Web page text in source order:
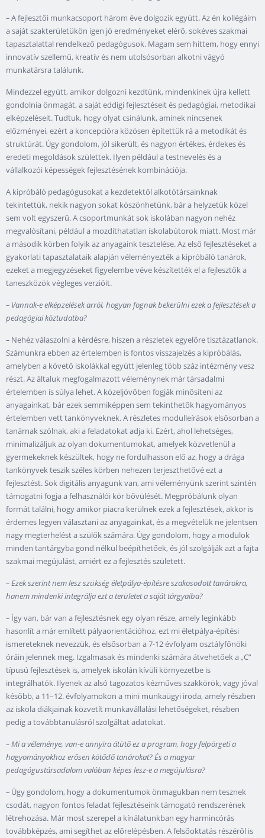
–A fejlesztői munkacsoport három éve dolgozik együtt. Az én kollégáim
a saját szakterületükön igen jó eredményeket elérő, sokéves szakmai
tapasztalattal rendelkező pedagógusok. Magam sem hittem, hogy ennyi
innovatív szellemű, kreatív és nem utolsósorban alkotni vágyó
munkatársra találunk.
Mindezzel együtt, amikor dolgozni kezdtünk, mindenkinek újra kellett
gondolnia önmagát, a saját eddigi fejlesztéseit és pedagógiai, metodikai
elképzeléseit. Tudtuk, hogy olyat csinálunk, aminek nincsenek
előzményei, ezért a koncepcióra közösen építettük rá a metodikát és
struktúrát. Úgy gondolom, jól sikerült, és nagyon értékes, érdekes és
eredeti megoldások születtek. Ilyen például a testnevelés és a
vállalkozói képességek fejlesztésének kombinációja.
A kipróbáló pedagógusokat a kezdetektől alkotótársainknak
tekintettük, nekik nagyon sokat köszönhetünk, bár a helyzetük közel
sem volt egyszerű. A csoportmunkát sok iskolában nagyon nehéz
megvalósítani, például a mozdíthatatlan iskolabútorok miatt. Most már
a második körben folyik az anyagaink tesztelése. Az első fejlesztéseket a
gyakorlati tapasztalataik alapján véleményezték a kipróbáló tanárok,
ezeket a megjegyzéseket figyelembe véve készítették el a fejlesztők a
taneszközök végleges verzióit.
– Vannak-e elképzelések arról, hogyan fognak bekerülni ezek a fejlesztések a
pedagógiai köztudatba?
– Nehéz válaszolni a kérdésre, hiszen a részletek egyelőre tisztázatlanok.
Számunkra ebben az értelemben is fontos visszajelzés a kipróbálás,
amelyben a követő iskolákkal együtt jelenleg több száz intézmény vesz
részt. Az általuk megfogalmazott véleménynek már társadalmi
értelemben is súlya lehet. A közeljövőben fogják minősíteni az
anyagainkat, bár ezek semmiképpen sem tekinthetők hagyományos
értelemben vett tankönyveknek. A részletes modulleírások elsősorban a
tanárnak szólnak, aki a feladatokat adja ki. Ezért, ahol lehetséges,
minimalizáljuk az olyan dokumentumokat, amelyek közvetlenül a
gyermekeknek készültek, hogy ne fordulhasson elő az, hogy a drága
tankönyvek teszik széles körben nehezen terjeszthetővé ezt a
fejlesztést. Sok digitális anyagunk van, ami véleményünk szerint szintén
támogatni fogja a felhasználói kör bővülését. Megpróbálunk olyan
formát találni, hogy amikor piacra kerülnek ezek a fejlesztések, akkor is
érdemes legyen választani az anyagainkat, és a megvételük ne jelentsen
nagy megterhelést a szülők számára. Úgy gondolom, hogy a modulok
minden tantárgyba gond nélkül beépíthetőek, és jól szolgálják azt a fajta
szakmai megújulást, amiért ez a fejlesztés született.
–Ezek szerint nem lesz szükség életpálya-építésre szakosodott tanárokra,
hanem mindenki integrálja ezt a területet a saját tárgyaiba?
– Így van, bár van a fejlesztésnek egy olyan része, amely leginkább
hasonlít a már említett pályaorientációhoz, ezt mi életpálya-építési
ismereteknek nevezzük, és elsősorban a 7-12 évfolyam osztályfőnöki
óráin jelennek meg. Izgalmasak és mindenki számára átvehetőek a „C”
típusú fejlesztések is, amelyek iskolán kívüli környezetbe is
integrálhatók. Ilyenek az alsó tagozatos kézműves szakkörök, vagy jóval
később, a 11–12. évfolyamokon a mini munkaügyi iroda, amely részben
az iskola diákjainak közvetít munkavállalási lehetőségeket, részben
pedig a továbbtanulásról szolgáltat adatokat.
– Mi a véleménye, van-e annyira átütő ez a program, hogy felpörgeti a
hagyományokhoz erősen kötődő tanárokat? És a magyar
pedagógustársadalom valóban képes lesz-e a megújulásra?
– Úgy gondolom, hogy a dokumentumok önmagukban nem tesznek
csodát, nagyon fontos feladat fejlesztéseink támogató rendszerének
létrehozása. Már most szerepel a kínálatunkban egy harmincórás
továbbképzés, ami segíthet az előrelépésben. A felsőoktatás részéről is